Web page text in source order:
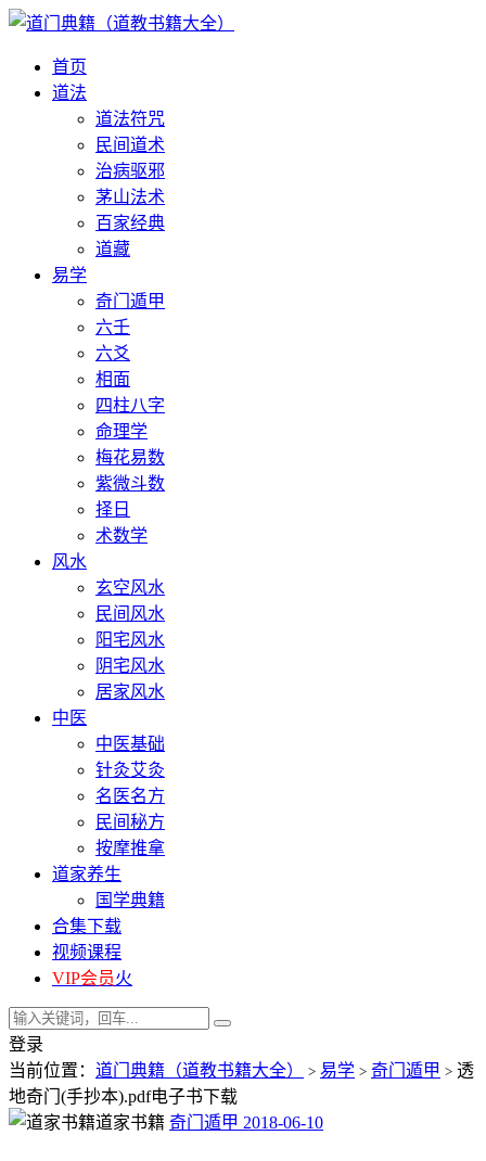
首页
道法
道法符咒
民间道术
治病驱邪
茅山法术
百家经典
道藏
易学
奇门遁甲
六壬
六爻
相面
四柱八字
命理学
梅花易数
紫微斗数
择日
术数学
风水
玄空风水
民间风水
阳宅风水
阴宅风水
居家风水
中医
中医基础
针灸艾灸
名医名方
民间秘方
按摩推拿
道家养生
国学典籍
合集下载
视频课程
VIP会员火
登录
当前位置： 道门典籍（道教书籍大全） > 易学 > 奇门遁甲 > 透
地奇门(手抄本).pdf电子书下载
道家书籍 奇门遁甲 2018-06-10